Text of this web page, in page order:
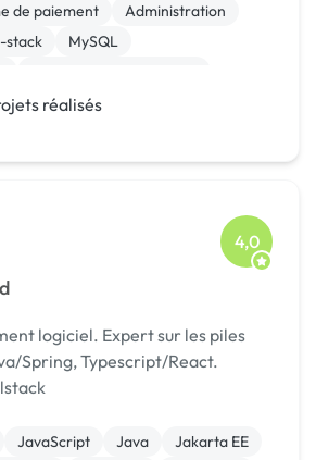
de paiement
Administration
stack
MySQL
Machine Learning
réalisés
4,0
logiciel. Expert sur les piles
Spring, Typescript/React.
JavaScript Java
Jakarta EE